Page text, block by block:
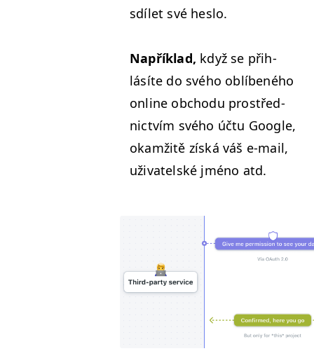
sdílet své heslo.
Napřík­lad, když se přih­
lásíte do svého oblíbeného
online obchodu prostřed­
nictvím svého účtu Google,
okamžitě získá váš e‑mail,
uži­va­tel­ské jméno atd.